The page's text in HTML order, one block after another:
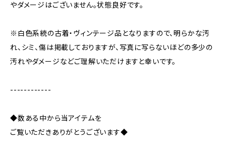
やダメージはございません。状態良好です。
※白色系統の古着・ヴィンテージ品となりますので、明らかな汚
れ、シミ、傷は掲載しておりますが、写真に写らないほどの多少の
汚れやダメージなどご理解いただけますと幸いです。
------------
◆数ある中から当アイテムを
ご覧いただきありがとうございます◆